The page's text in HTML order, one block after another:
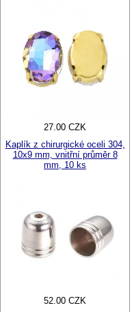
27.00 CZK
Kaplík z chirurgické oceli 304,
10x9 mm, vnitřní průměr 8
mm, 10 ks
52.00 CZK